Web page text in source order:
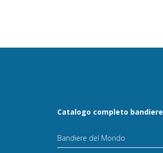
Catalogo completo bandiere
Bandiere del Mondo